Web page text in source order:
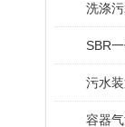
洗涤
SBR
污水
容器